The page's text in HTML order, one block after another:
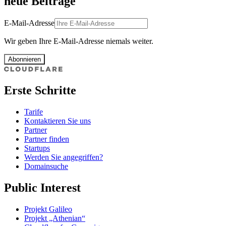
E-Mail-Adresse
Wir geben Ihre E-Mail-Adresse niemals weiter.
Abonnieren
Erste Schritte
Tarife
Kontaktieren Sie uns
Partner
Partner finden
Startups
Werden Sie angegriffen?
Domainsuche
Public Interest
Projekt Galileo
Projekt „Athenian“